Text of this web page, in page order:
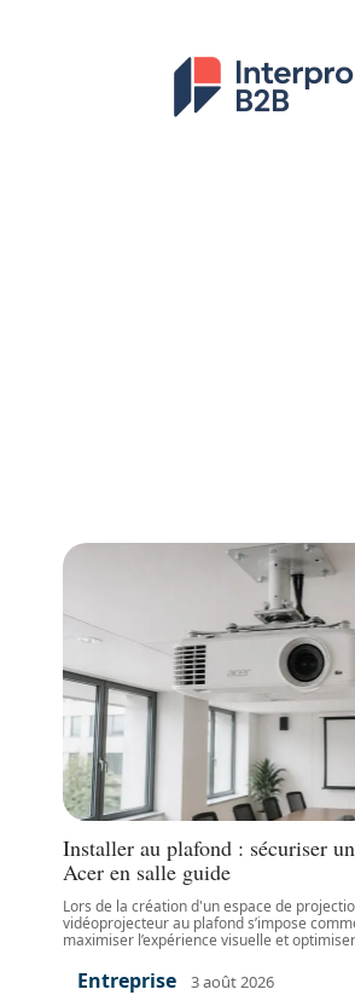
Installer au plafond : sécuriser
Acer en salle guide
Lors de la création d'un espace de
vidéoprojecteur au plafond s’impose
maximiser l’expérience visuelle et optimiser
Entreprise 3 août 2026